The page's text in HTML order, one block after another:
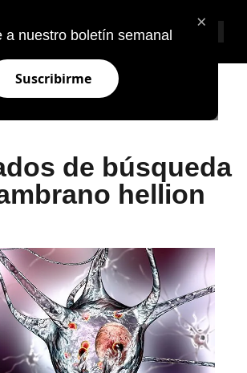
×
a nuestro boletín semanal
Suscribirme
de búsqueda
hellion